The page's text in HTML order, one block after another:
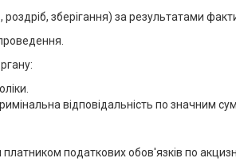
роздріб, зберігання) за результатами
відповідальність по значним
податкових обов'язків по